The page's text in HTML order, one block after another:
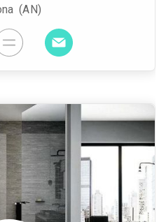
(AN)